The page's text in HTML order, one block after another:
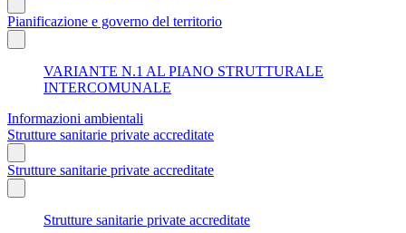
Pianificazione e governo del territorio
VARIANTE N.1 AL PIANO STRUTTURALE
INTERCOMUNALE
Informazioni ambientali
Strutture sanitarie private accreditate
Strutture sanitarie private accreditate
Strutture sanitarie private accreditate